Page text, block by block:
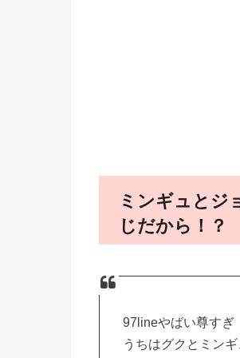
ミンギュとジ
じだから！？
97lineやばい尊すぎ
うちはグクとミン